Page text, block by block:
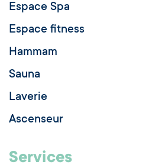
Espace Spa
Espace fitness
Hammam
Sauna
Laverie
Ascenseur
Services